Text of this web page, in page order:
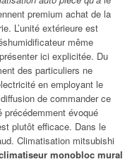
premium achat de la
L’unité extérieure est
même
ici explicitée. Du
des particuliers ne
en employant le
de commander ce
évoqué
plutôt efficace. Dans le
Climatisation mitsubishi
monobloc mural